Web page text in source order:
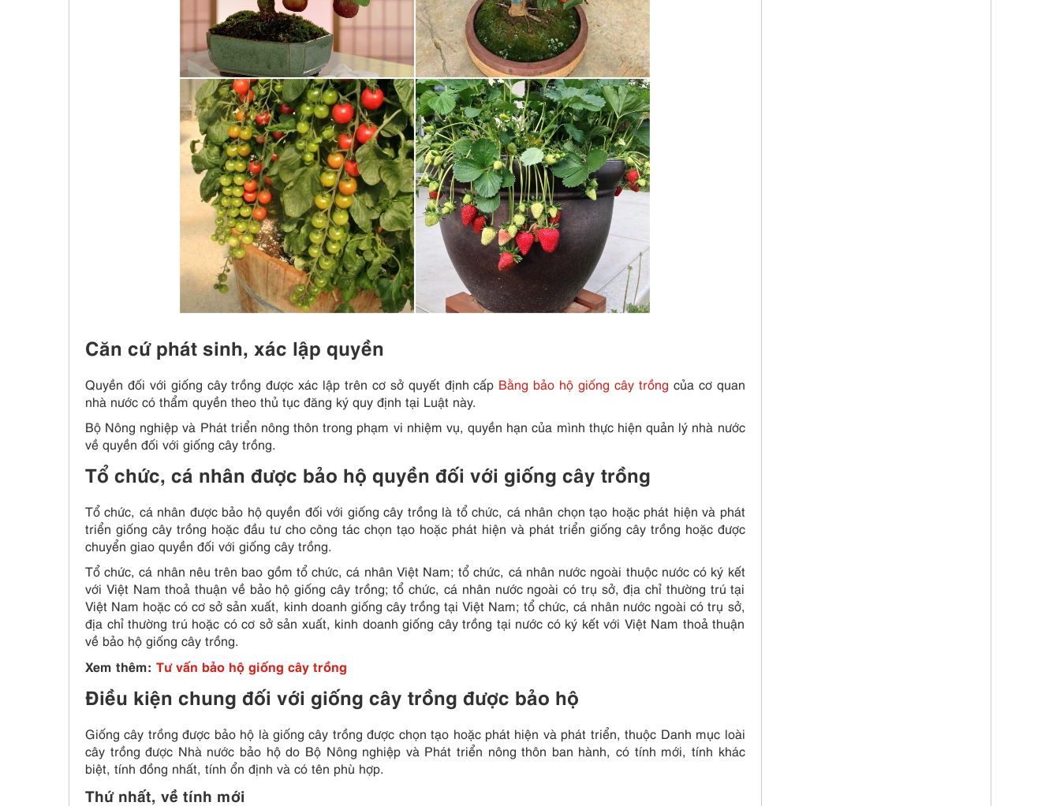
Căn cứ phát sinh, xác lập quyền
Quyền đối với giống cây trồng được xác lập trên cơ sở quyết định cấp Bằng bảo hộ giống cây trồng của cơ quan
nhà nước có thẩm quyền theo thủ tục đăng ký quy định tại Luật này.
Bộ Nông nghiệp và Phát triển nông thôn trong phạm vi nhiệm vụ, quyền hạn của mình thực hiện quản lý nhà nước
về quyền đối với giống cây trồng.
Tổ chức, cá nhân được bảo hộ quyền đối với giống cây trồng
Tổ chức, cá nhân được bảo hộ quyền đối với giống cây trồng là tổ chức, cá nhân chọn tạo hoặc phát hiện và phát
triển giống cây trồng hoặc đầu tư cho công tác chọn tạo hoặc phát hiện và phát triển giống cây trồng hoặc được
chuyển giao quyền đối với giống cây trồng.
Tổ chức, cá nhân nêu trên bao gồm tổ chức, cá nhân Việt Nam; tổ chức, cá nhân nước ngoài thuộc nước có ký kết
với Việt Nam thoả thuận về bảo hộ giống cây trồng; tổ chức, cá nhân nước ngoài có trụ sở, địa chỉ thường trú tại
Việt Nam hoặc có cơ sở sản xuất, kinh doanh giống cây trồng tại Việt Nam; tổ chức, cá nhân nước ngoài có trụ sở,
địa chỉ thường trú hoặc có cơ sở sản xuất, kinh doanh giống cây trồng tại nước có ký kết với Việt Nam thoả thuận
về bảo hộ giống cây trồng.
Xem thêm: Tư vấn bảo hộ giống cây trồng
Điều kiện chung đối với giống cây trồng được bảo hộ
Giống cây trồng được bảo hộ là giống cây trồng được chọn tạo hoặc phát hiện và phát triển, thuộc Danh mục loài
cây trồng được Nhà nước bảo hộ do Bộ Nông nghiệp và Phát triển nông thôn ban hành, có tính mới, tính khác
biệt, tính đồng nhất, tính ổn định và có tên phù hợp.
Thứ nhất, về tính mới